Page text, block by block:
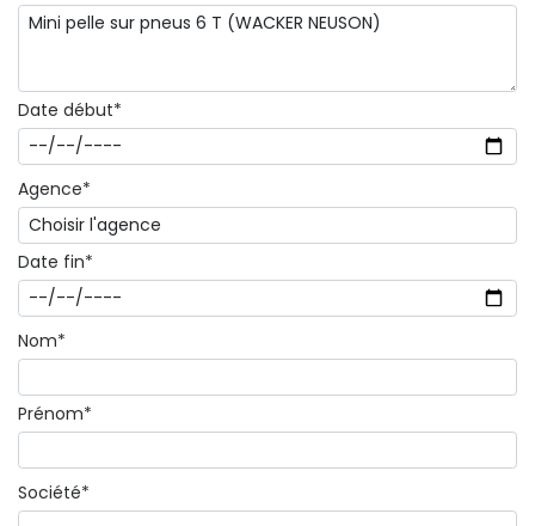
Date début*
Agence*
Date fin*
Nom*
Prénom*
Société*